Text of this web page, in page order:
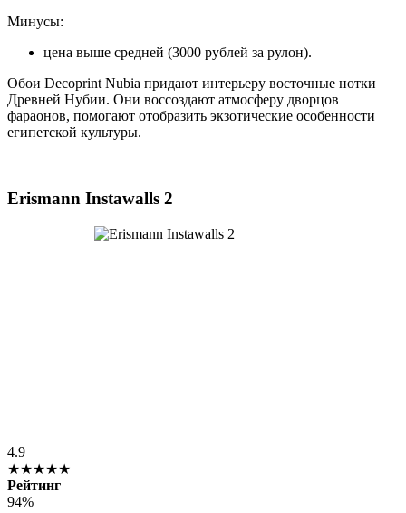
Минусы:
цена выше средней (3000 рублей за рулон).
Обои Decoprint Nubia придают интерьеру восточные нотки
Древней Нубии. Они воссоздают атмосферу дворцов
фараонов, помогают отобразить экзотические особенности
египетской культуры.
Erismann Instawalls 2
4.9
★★★★★
Рейтинг
94%